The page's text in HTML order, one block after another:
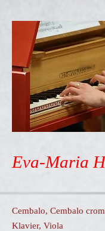
Eva-Maria
Cembalo, Cembalo
Klavier, Viola